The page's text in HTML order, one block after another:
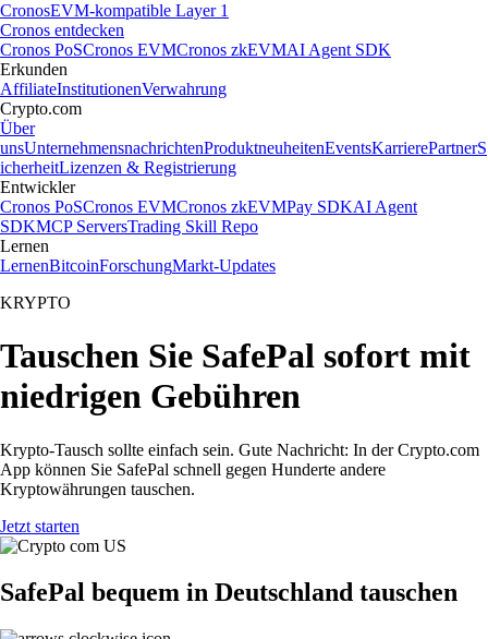
CronosEVM-kompatible Layer 1
Cronos entdecken
Cronos PoSCronos EVMCronos zkEVMAI Agent SDK
Erkunden
AffiliateInstitutionenVerwahrung
Crypto.com
Über
unsUnternehmensnachrichtenProduktneuheitenEventsKarrierePartnerS
icherheitLizenzen & Registrierung
Entwickler
Cronos PoSCronos EVMCronos zkEVMPay SDKAI Agent
SDKMCP ServersTrading Skill Repo
Lernen
LernenBitcoinForschungMarkt-Updates
KRYPTO
Tauschen Sie SafePal sofort mit
niedrigen Gebühren
Krypto-Tausch sollte einfach sein. Gute Nachricht: In der Crypto.com
App können Sie SafePal schnell gegen Hunderte andere
Kryptowährungen tauschen.
Jetzt starten
SafePal bequem in Deutschland tauschen